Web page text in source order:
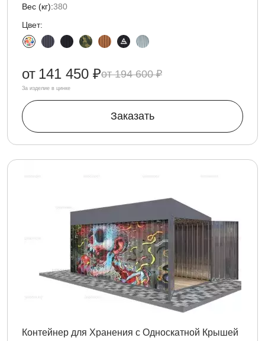
Вес (кг):380
Цвет:
194 600 ₽
от 141 450 ₽
За изделие в цинке
Заказать
Контейнер для Хранения с Односкатной Крышей